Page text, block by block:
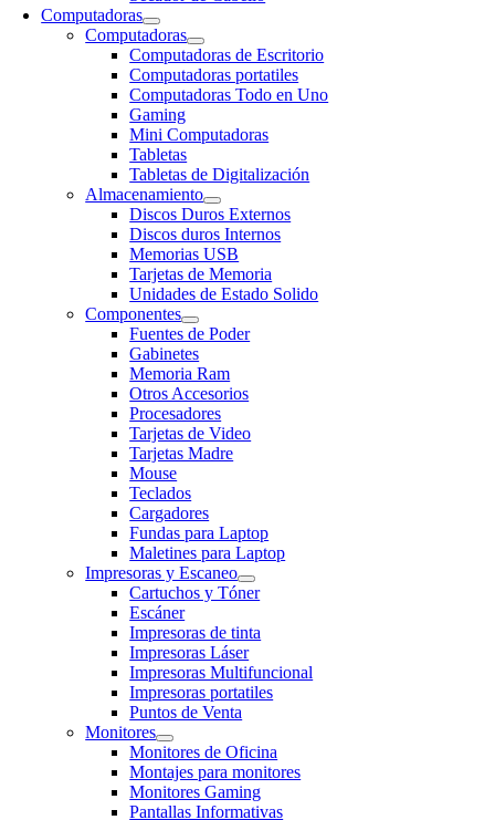
Computadoras
Computadoras
Computadoras de Escritorio
Computadoras portatiles
Computadoras Todo en Uno
Gaming
Mini Computadoras
Tabletas
Tabletas de Digitalización
Almacenamiento
Discos Duros Externos
Discos duros Internos
Memorias USB
Tarjetas de Memoria
Unidades de Estado Solido
Componentes
Fuentes de Poder
Gabinetes
Memoria Ram
Otros Accesorios
Procesadores
Tarjetas de Video
Tarjetas Madre
Mouse
Teclados
Cargadores
Fundas para Laptop
Maletines para Laptop
Impresoras y Escaneo
Cartuchos y Tóner
Escáner
Impresoras de tinta
Impresoras Láser
Impresoras Multifuncional
Impresoras portatiles
Puntos de Venta
Monitores
Monitores de Oficina
Montajes para monitores
Monitores Gaming
Pantallas Informativas